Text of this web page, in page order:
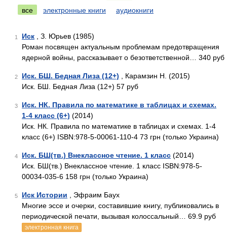
все
электронные книги аудиокниги
1 Иск , З. Юрьев (1985)
Роман посвящен актуальным проблемам предотвращения
ядерной войны, рассказывает о безответственной… 340 руб
2 Иск. БШ. Бедная Лиза (12+) , Карамзин Н. (2015)
Иск. БШ. Бедная Лиза (12+) 57 руб
3
Иск. НК. Правила по математике в таблицах и схемах.
1-4 класс (6+) (2014)
Иск. НК. Правила по математике в таблицах и схемах. 1-4
класс (6+) ISBN:978-5-00061-110-4 73 грн (только Украина)
4 Иск. БШ(тв.) Внеклассное чтение. 1 класс (2014)
Иск. БШ(тв.) Внеклассное чтение. 1 класс ISBN:978-5-
00034-035-6 158 грн (только Украина)
5 Иск Истории , Эфраим Баух
Многие эссе и очерки, составившие книгу, публиковались в
периодической печати, вызывая колоссальный… 69.9 руб
электронная книга